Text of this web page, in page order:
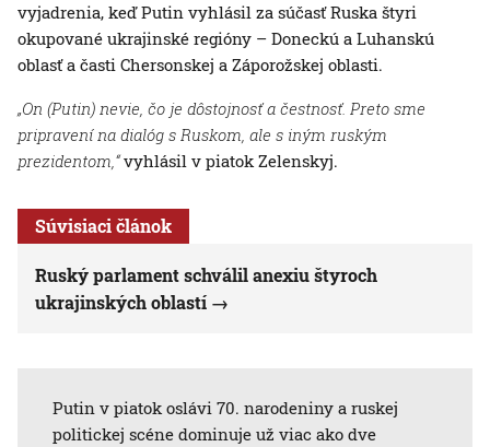
vyjadrenia, keď Putin vyhlásil za súčasť Ruska štyri
okupované ukrajinské regióny – Doneckú a Luhanskú
oblasť a časti Chersonskej a Záporožskej oblasti.
„On (Putin) nevie, čo je dôstojnosť a čestnosť. Preto sme
pripravení na dialóg s Ruskom, ale s iným ruským
prezidentom,“vyhlásil v piatok Zelenskyj.
Súvisiaci článok
Ruský parlament schválil anexiu štyroch
ukrajinských oblastí
Putin v piatok oslávi 70. narodeniny a ruskej
politickej scéne dominuje už viac ako dve